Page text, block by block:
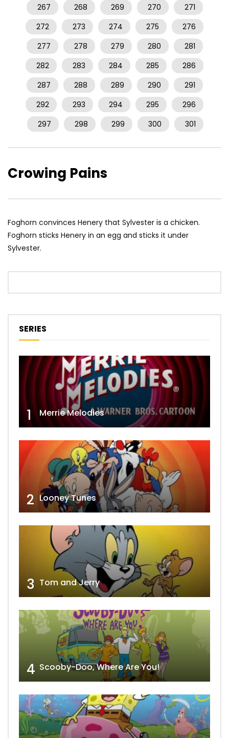
267 268 269 270
271
272
273 274 275
276
277
278 279 280
281
282
283 284 285
286
287
288 289 290
291
292
293 294 295
296
297
298 299 300 301
Crowing Pains
Foghorn convinces Henery that Sylvester is a chicken.
Foghorn sticks Henery in an egg and sticks it under
Sylvester.
SERIES
1 Merrie Melodies
2 Looney Tunes
3 Tom and Jerry
4 Scooby-Doo, Where Are You!